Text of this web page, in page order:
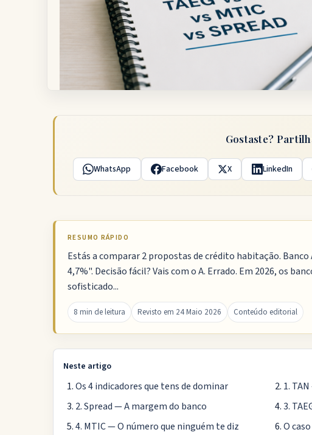
Gostaste?
WhatsApp Facebook X LinkedIn
RESUMO RÁPIDO
Estás a comparar 2 propostas de crédito habitação. Banco
4,7%". Decisão fácil? Vais com o A. Errado. Em 2026, os
sofisticado...
8 min de leitura Revisto em 24 Maio 2026 Conteúdo editorial
Neste artigo
Os 4 indicadores que tens de dominar
1.
2. Spread — A margem do banco
3.
4. MTIC — O número que ninguém te diz
O